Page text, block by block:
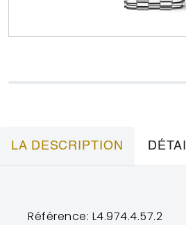
LA DESCRIPTION
Référence: L4.974.4.57.2